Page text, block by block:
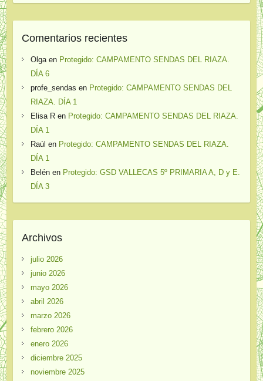
Comentarios recientes
Olgaen Protegido: CAMPAMENTO SENDAS DEL RIAZA.
DÍA 6
profe_sendas en Protegido: CAMPAMENTO SENDAS DEL
RIAZA. DÍA 1
Elisa Ren Protegido: CAMPAMENTO SENDAS DEL RIAZA.
DÍA 1
Raúl en Protegido: CAMPAMENTO SENDAS DEL RIAZA.
DÍA 1
Belénen Protegido: GSD VALLECAS 5º PRIMARIA A, D y E.
DÍA 3
Archivos
julio 2026
junio 2026
mayo 2026
abril 2026
marzo 2026
febrero 2026
enero 2026
diciembre 2025
noviembre 2025